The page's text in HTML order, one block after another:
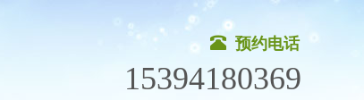
预约电话
15394180369